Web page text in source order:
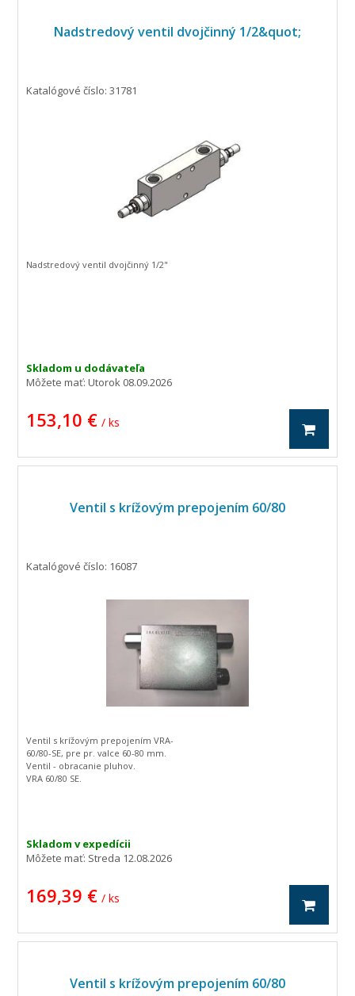
Nadstredový ventil dvojčinný 1/2&quot;
Katalógové číslo: 31781
Skladom u dodávateľa
Môžete mať:Utorok 08.09.2026
153,10 € / ks
Nadstredový ventil dvojčinný 1/2"
Ventil s krížovým prepojením 60/80
Katalógové číslo: 16087
Skladom v expedícii
Môžete mať: Streda 12.08.2026
169,39 € / ks
Ventil s krížovým prepojením VRA-
60/80-SE, pre pr. valce 60-80 mm.
Ventil - obracanie pluhov.
VRA 60/80 SE.
Ventil s krížovým prepojením 60/80